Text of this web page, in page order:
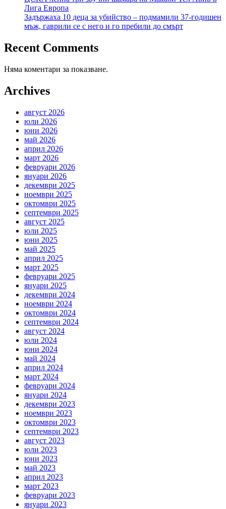
Лига Европа
Задържаха 10 деца за убийство – подмамили 37-годишен
мъж, гаврили се с него и го пребили до смърт
Recent Comments
Няма коментари за показване.
Archives
август 2026
юли 2026
юни 2026
май 2026
април 2026
март 2026
февруари 2026
януари 2026
декември 2025
ноември 2025
октомври 2025
септември 2025
август 2025
юли 2025
юни 2025
май 2025
април 2025
март 2025
февруари 2025
януари 2025
декември 2024
ноември 2024
октомври 2024
септември 2024
август 2024
юли 2024
юни 2024
май 2024
април 2024
март 2024
февруари 2024
януари 2024
декември 2023
ноември 2023
октомври 2023
септември 2023
август 2023
юли 2023
юни 2023
май 2023
април 2023
март 2023
февруари 2023
януари 2023